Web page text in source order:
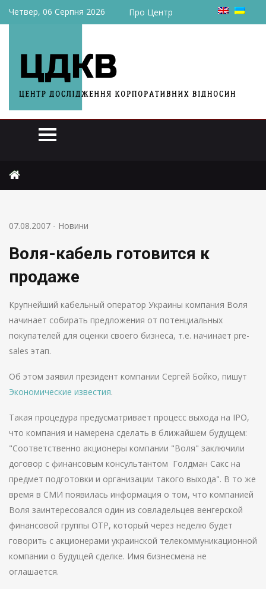
Четвер, 06 Серпня 2026 Про Центр
07.08.2007 - Новини
Воля-кабель готовится к
продаже
Крупнейший кабельный оператор Украины компания Воля
начинает собирать предложения от потенциальных
покупателей для оценки своего бизнеса, т.е. начинает pre-
sales этап.
Об этом заявил президент компании Сергей Бойко, пишут
Экономические известия.
Такая процедура предусматривает процесс выхода на IPO,
что компания и намерена сделать в ближайшем будущем:
"Соответственно акционеры компании "Воля" заключили
договор с финансовым консультантом Голдман Сакс на
предмет подготовки и организации такого выхода". В то же
время в СМИ появилась информация о том, что компанией
Воля заинтересовался один из совладельцев венгерской
финансовой группы ОТР, который через неделю будет
говорить с акционерами украинской телекоммуникационной
компании о будущей сделке. Имя бизнесмена не
оглашается.